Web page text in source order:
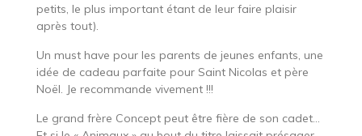
petits, le plus important étant de leur faire plaisir
après tout).
Un must have pour les parents de jeunes enfants, une
idée de cadeau parfaite pour Saint Nicolas et père
Noël. Je recommande vivement !!!
Le grand frère Concept peut être fière de son cadet…